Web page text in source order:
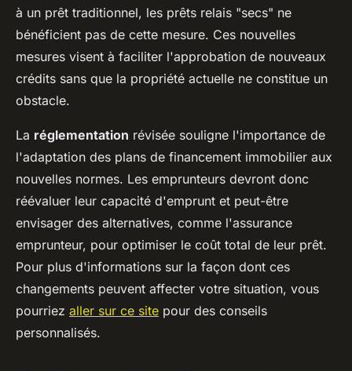
à un prêt traditionnel, les prêts relais "secs" ne
bénéficient pas de cette mesure. Ces nouvelles
mesures visent à faciliter l'approbation de nouveaux
crédits sans que la propriété actuelle ne constitue un
obstacle.
La réglementation révisée souligne l'importance de
l'adaptation des plans de financement immobilier aux
nouvelles normes. Les emprunteurs devront donc
réévaluer leur capacité d'emprunt et peut-être
envisager des alternatives, comme l'assurance
emprunteur, pour optimiser le coût total de leur prêt.
Pour plus d'informations sur la façon dont ces
changements peuvent affecter votre situation, vous
pourriez aller sur ce site pour des conseils
personnalisés.